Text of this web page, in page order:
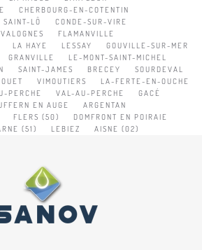
CHERBOURG-EN-COTENTIN
SAINT-LÔ
CONDE-SUR-VIRE
VALOGNES
FLAMANVILLE
LA HAYE LESSAY
GOUVILLE-SUR-MER
GRANVILLE
LE-MONT-SAINT-MICHEL
SAINT-JAMES BRECEY
SOURDEVAL
VIMOUTIERS
LA-FERTE-EN-OUCHE
PERCHE VAL-AU-PERCHE
GACÉ
EN AUGE
ARGENTAN
FLERS (50)
DOMFRONT EN POIRAIE
(51) LEBIEZ AISNE (02)